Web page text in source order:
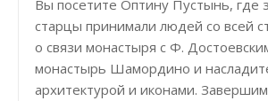
Вы посетите Оптину Пустынь, где
старцы принимали людей со всей
о связи монастыря с Ф.
монастырь Шамордино и
архитектурой и иконами.